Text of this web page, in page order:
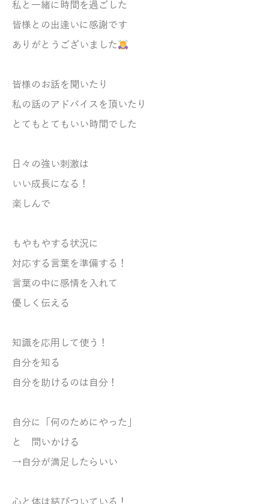
私と一緒に時間を過ごした
皆様との出逢いに感謝です
ありがとうございました
皆様のお話を聞いたり
私の話のアドバイスを頂いたり
とてもとてもいい時間でした
日々の強い刺激は
いい成長になる！
楽しんで
もやもやする状況に
対応する言葉を準備する！
言葉の中に感情を入れて
優しく伝える
知識を応用して使う！
自分を知る
自分を助けるのは自分！
自分に「何のためにやった」
と 問いかける
→自分が満足したらいい